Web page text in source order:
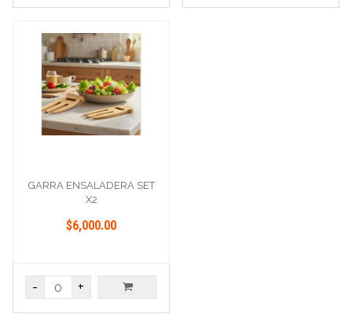
GARRA ENSALADERA SET
X2
$6,000.00
- +